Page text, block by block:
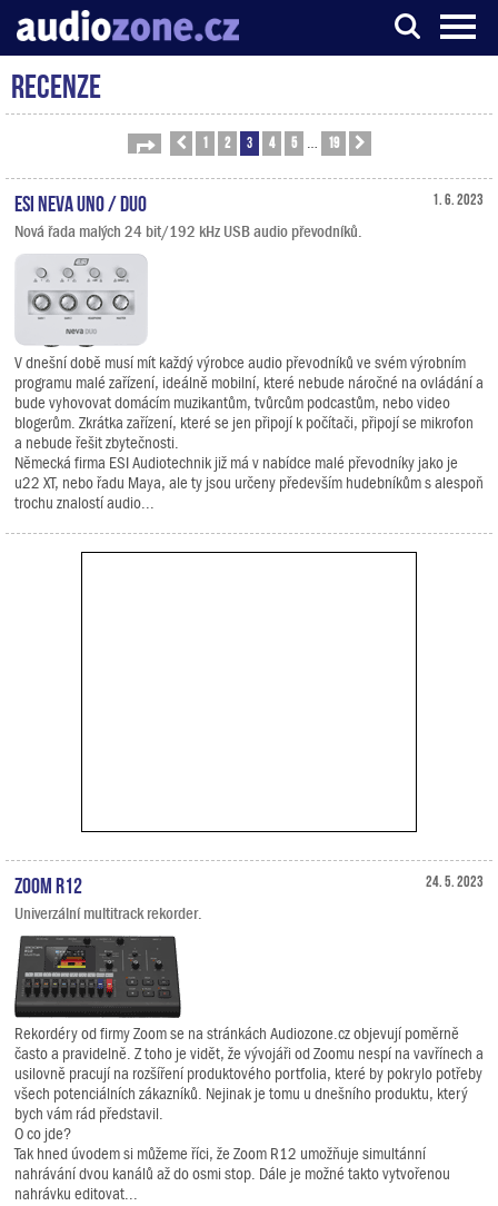
Server o digitálním zpracování zvuku
Recenze
Stránka zPředchozí
1 2 3 4 5 19
1. 6. 2023
ESI Neva Uno / Duo
Nová řada malých 24 bit/192 kHz USB audio převodníků.
V dnešní době musí mít každý výrobce audio převodníků ve svém výrobním
programu malé zařízení, ideálně mobilní, které nebude náročné na ovládání a
bude vyhovovat domácím muzikantům, tvůrcům podcastům, nebo video
blogerům. Zkrátka zařízení, které se jen připojí k počítači, připojí se mikrofon
a nebude řešit zbytečnosti.
Německá firma ESI Audiotechnik již má v nabídce malé převodníky jako je
u22 XT, nebo řadu Maya, ale ty jsou určeny především hudebníkům s alespoň
trochu znalostí audio...
24. 5. 2023
Zoom R12
Univerzální multitrack rekorder.
Rekordéry od firmy Zoom se na stránkách Audiozone.cz objevují poměrně
často a pravidelně. Z toho je vidět, že vývojáři od Zoomu nespí na vavřínech a
usilovně pracují na rozšíření produktového portfolia, které by pokrylo potřeby
všech potenciálních zákazníků. Nejinak je tomu u dnešního produktu, který
bych vám rád představil.
O co jde?
Tak hned úvodem si můžeme říci, že Zoom R12 umožňuje simultánní
nahrávání dvou kanálů až do osmi stop. Dále je možné takto vytvořenou
nahrávku editovat...